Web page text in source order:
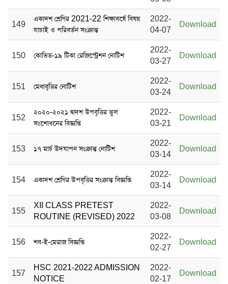
149
একাদশ শ্রেণির 2021-22 শিক্ষাবর্ষে বিষয়
যাচাই ও পরিবর্তন সংক্রান্ত
2022-
04-07
Download
150 কোভিড-১৯ টিকা রেজিস্ট্রেশন নোটিশ
2022-
03-27
Download
151 মেধাবৃত্তির নোটিশ
2022-
03-24
Download
152
২০২০-২০২১ দ্বাদশ উপবৃত্তির ভুল
সংশোধনের বিজ্ঞপ্তি
2022-
03-21
Download
153 ১৭ মার্চ উদযাপন সংক্রান্ত নোটিশ
2022-
03-14
Download
154 একাদশ শ্রেণির উপবৃত্তির সংক্রান্ত বিজ্ঞপ্তি
2022-
03-14
Download
155
XII CLASS PRETEST
ROUTINE (REVISED) 2022
2022-
03-08
Download
156 শব-ই-মেরাজ বিজ্ঞপ্তি
2022-
02-27
Download
157
HSC 2021-2022 ADMISSION
NOTICE
2022-
02-17
Download